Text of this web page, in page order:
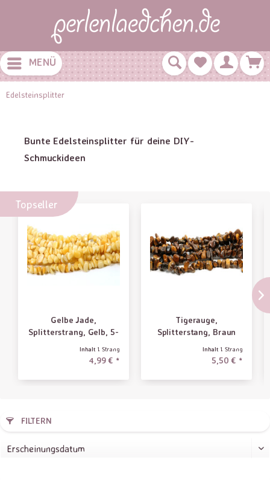
MENÜ
Edelsteinsplitter
Bunte Edelsteinsplitter für deine DIY-
Schmuckideen
Topseller
Gelbe Jade,
Splitterstrang, Gelb, 5-
Inhalt 1 Strang
4,99 € *
Tigerauge,
Splitterstang, Braun
Inhalt 1 Strang
5,50 € *
FILTERN